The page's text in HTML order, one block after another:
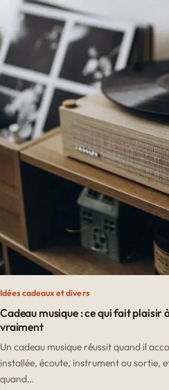
Idées cadeaux et divers
Cadeau musique : ce qui fait plaisir
vraiment
Un cadeau musique réussit quand il
installée, écoute, instrument ou sortie,
quand…